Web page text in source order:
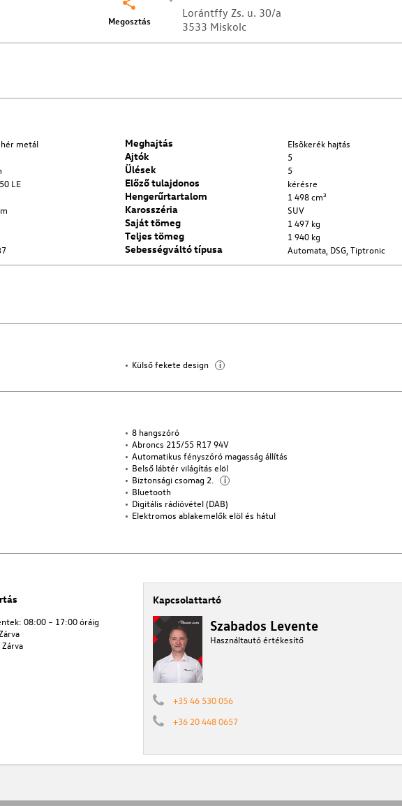
Lorántffy Zs. u. 30/a
3533 Miskolc
Megosztás
metál
LE
Meghajtás Elsõkerék hajtás
Ajtók 5
Ülések 5
Előző tulajdonos kérésre
Hengerűrtartalom 1 498 cm³
Karosszéria SUV
Saját tömeg 1 497 kg
Teljes tömeg 1 940 kg
Sebességváltó típusa Automata, DSG, Tiptronic
Külső fekete design i
8 hangszóró
Abroncs 215/55 R17 94V
Automatikus fényszóró magasság állítás
Belső lábtér világítás elöl
Biztonsági csomag 2. i
Bluetooth
Digitális rádióvétel (DAB)
Elektromos ablakemelők elöl és hátul
08:00 – 17:00 óráig
Kapcsolattartó
Szabados Levente
Használtautó értékesítő
+35 46 530 056
+36 20 448 0657